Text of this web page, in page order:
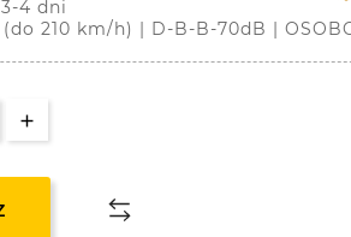
4 dni
(do 210 km/h) | D-B-B-70dB |